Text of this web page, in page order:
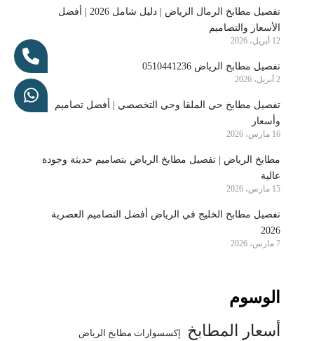
تفصيل مطابخ الرمال الرياض | دليل شامل 2026 | أفضل
الأسعار والتصاميم
12 أبريل، 2026
تفصيل مطابخ الرياض 0510441236
2 أبريل، 2026
تفصيل مطابخ حي الملقا وحي التخصصي | أفضل تصاميم
وأسعار
16 مارس، 2026
مطابخ الرياض | تفصيل مطابخ الرياض بتصاميم حديثة وجودة
عالية
15 مارس، 2026
تفصيل مطابخ الخليج في الرياض أفضل التصاميم العصرية
2026
7 مارس، 2026
الوسوم
أسعار المطابخ إكسسوارات مطابخ الرياض